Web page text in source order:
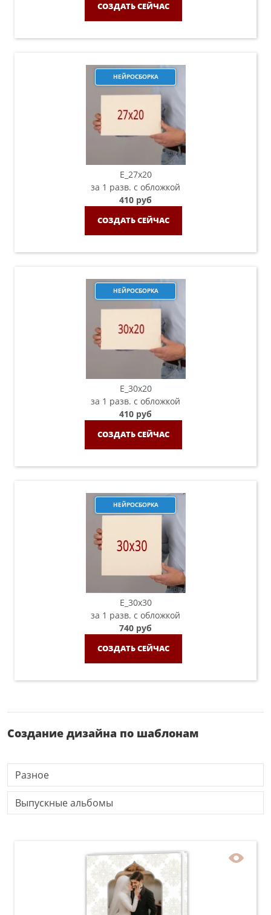
СОЗДАТЬ СЕЙЧАС
НЕЙРОСБОРКА
E_27x20
за 1 разв. с обложкой
410 руб
СОЗДАТЬ СЕЙЧАС
НЕЙРОСБОРКА
E_30x20
за 1 разв. с обложкой
410 руб
СОЗДАТЬ СЕЙЧАС
НЕЙРОСБОРКА
E_30х30
за 1 разв. с обложкой
740 руб
СОЗДАТЬ СЕЙЧАС
Создание дизайна по шаблонам
Разное
Выпускные альбомы